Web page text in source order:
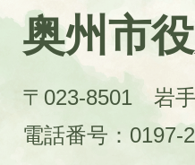
奥州市
〒023-8501 岩
電話番号：0197-